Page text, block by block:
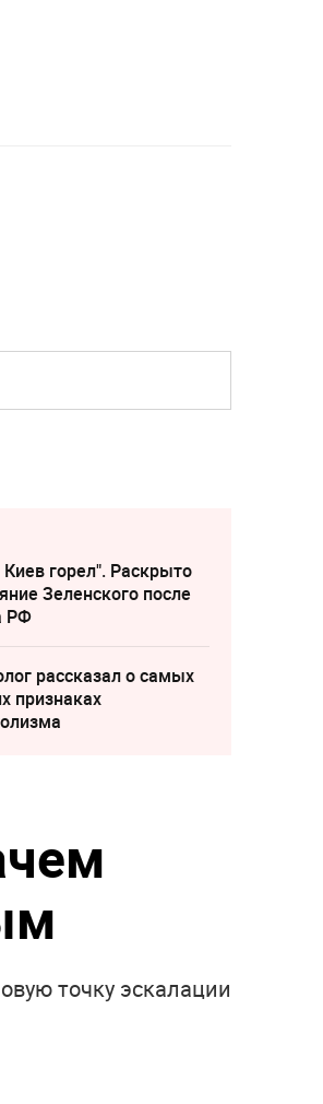
горел". Раскрыто
Зеленского после
РФ
рассказал о самых
признаках
точку эскалации